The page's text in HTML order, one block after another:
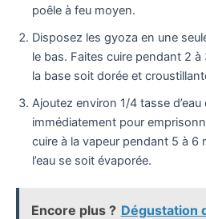
poêle à feu moyen.
Disposez les gyoza en une
le bas. Faites cuire pendant 2 à
la base soit dorée et
Ajoutez environ 1/4 tasse
immédiatement pour
cuire à la vapeur pendant 5 à 6
l’eau se soit évaporée.
Encore plus ? Dégustation